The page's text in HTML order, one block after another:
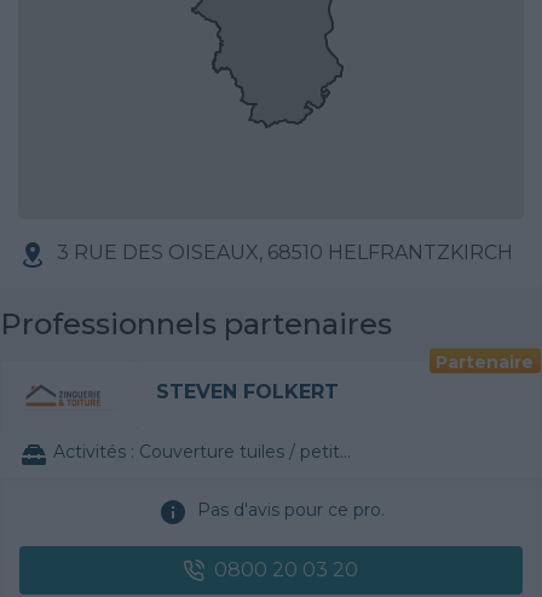
3 RUE DES OISEAUX, 68510 HELFRANTZKIRCH
Professionnels partenaires
Partenaire
STEVEN FOLKERT
Activités : Couverture tuiles / petits éléments
Pas d'avis pour ce pro.
0800 20 03 20